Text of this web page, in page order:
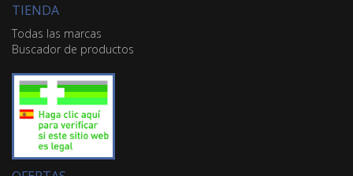
TIENDA
Todas las marcas
Buscador de productos